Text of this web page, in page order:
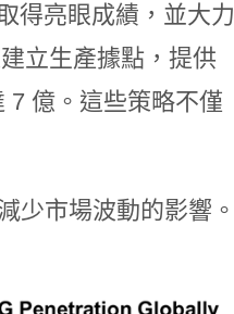
得亮眼成績，並大力
立生產據點，提供
7 億。這些策略不僅
少市場波動的影響。